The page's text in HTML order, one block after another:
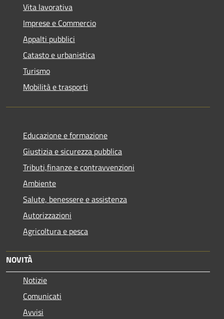
Vita lavorativa
Imprese e Commercio
Appalti pubblici
Catasto e urbanistica
Turismo
Mobilità e trasporti
Educazione e formazione
Giustizia e sicurezza pubblica
Tributi,finanze e contravvenzioni
Ambiente
Salute, benessere e assistenza
Autorizzazioni
Agricoltura e pesca
NOVITÀ
Notizie
Comunicati
Avvisi